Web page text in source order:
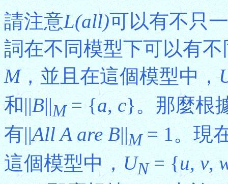
請注意L(all)可以有不只
詞在不同模型下可以有
M，並且在這個模型中，
和||B||M= {a,c}。那麼根
有||All A are B||M= 1。現
這個模型中，UN= {u,v,